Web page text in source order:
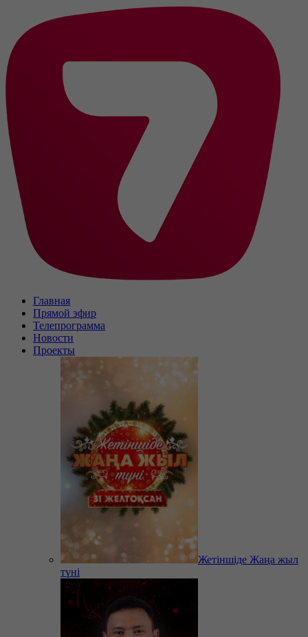
Главная
Прямой эфир
Телепрограмма
Новости
Проекты
Жетіншіде Жаңа жыл
түні